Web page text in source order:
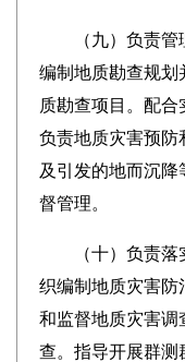
（九）负责管理
编制地质勘查规划
质勘查项目。配合
负责地质灾害预防
及引发的地而沉
督管理。
（十）负责落实
织编制地质灾害防
和监督地质灾害调
查。指导开展群测